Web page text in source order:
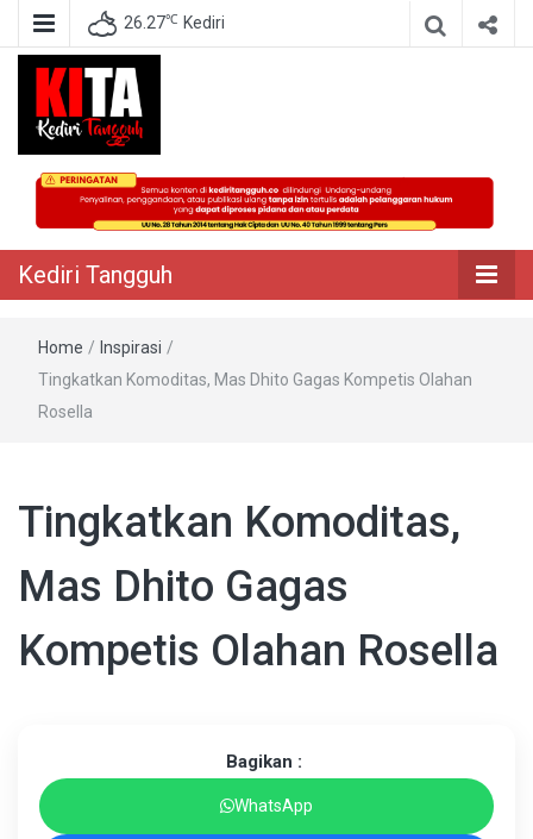
26.27℃ Kediri
Kediri Tangguh
Berita Akurat Terpercaya
Kediri Tangguh
Home / Inspirasi /
Tingkatkan Komoditas, Mas Dhito Gagas Kompetis Olahan
Rosella
Tingkatkan Komoditas,
Mas Dhito Gagas
Kompetis Olahan Rosella
Bagikan :
WhatsApp